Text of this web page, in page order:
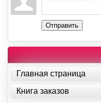
Отправить
Главная страница
Книга заказов